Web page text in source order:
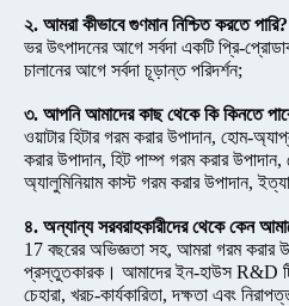
২. আমরা কীভাবে গুণমান নিশ্চিত করতে পারি?
ভর উৎপাদনের আগে সর্বদা একটি প্রি-
চালানের আগে সর্বদা চূড়ান্ত পরিদর্শন;
৩. আপনি আমাদের কাছ থেকে কি কিনতে
ওয়াটার হিটার গরম করার উপাদান, হোম-
করার উপাদান, হিট পাম্প গরম করার
অ্যালুমিনিয়াম কাস্ট গরম করার উপাদান,
৪. অন্যান্য সরবরাহকারীদের থেকে কেন
17 বছরের অভিজ্ঞতা সহ, আমরা গরম করার
প্রস্তুতকারক। আমাদের ইন-হাউস R&D
চেহারা, খরচ-কার্যকারিতা, দক্ষতা এবং